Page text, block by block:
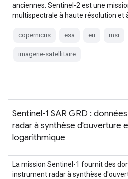
anciennes. Sentinel-2 est une
multispectrale à haute résolution et
copernicus esa eu msi
imagerie-satellitaire
Sentinel-1 SAR GRD :
radar à synthèse d'ouverture
logarithmique
La mission Sentinel-1 fournit des
instrument radar à synthèse